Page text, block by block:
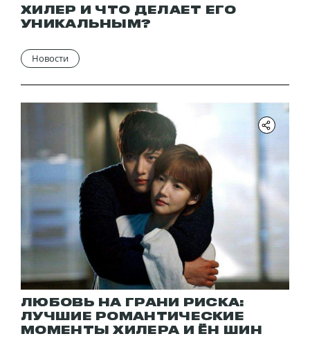
ХИЛЕР И ЧТО ДЕЛАЕТ ЕГО
УНИКАЛЬНЫМ?
Новости
ЛЮБОВЬ НА ГРАНИ РИСКА:
ЛУЧШИЕ РОМАНТИЧЕСКИЕ
МОМЕНТЫ ХИЛЕРА И ЁН ШИН